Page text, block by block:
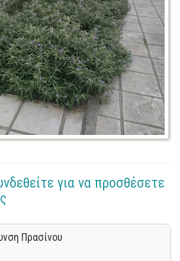
για να προσθέσετε
Πρασίνου